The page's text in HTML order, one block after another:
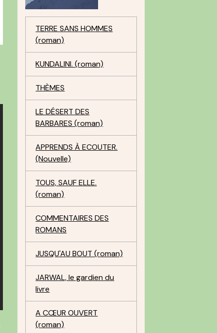
TERRE SANS HOMMES
(roman)
KUNDALINI. (roman)
THÈMES
LE DÉSERT DES
BARBARES (roman)
APPRENDS À ECOUTER.
(Nouvelle)
TOUS, SAUF ELLE.
(roman)
COMMENTAIRES DES
ROMANS
JUSQU'AU BOUT (roman)
JARWAL, le gardien du
livre
A CŒUR OUVERT
(roman)